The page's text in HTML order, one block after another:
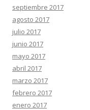
septiembre 2017
agosto 2017
julio 2017
junio 2017
mayo 2017
abril 2017
marzo 2017
febrero 2017
enero 2017